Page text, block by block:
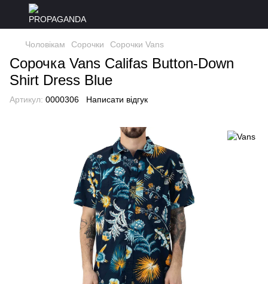
Чоловікам Сорочки Сорочки Vans
Сорочка Vans Califas Button-Down
Shirt Dress Blue
Артикул: 0000306 Написати відгук